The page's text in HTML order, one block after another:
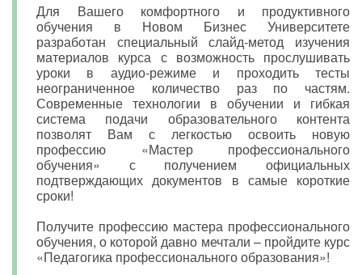
Для Вашего комфортного и продуктивного
обучения в Новом Бизнес Университете
разработан специальный слайд-метод изучения
материалов курса с возможность прослушивать
уроки в аудио-режиме и проходить тесты
неограниченное количество раз по частям.
Современные технологии в обучении и гибкая
система подачи образовательного контента
позволят Вам с легкостью освоить новую
профессию «Мастер профессионального
обучения» с получением официальных
подтверждающих документов в самые короткие
сроки!
Получите профессию мастера профессионального
обучения, о которой давно мечтали – пройдите курс
«Педагогика профессионального образования»!